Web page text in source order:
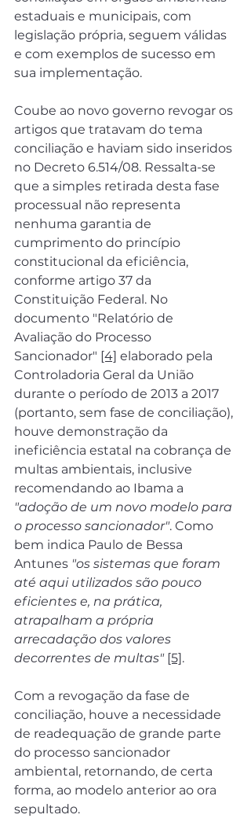
estaduais e municipais, com
legislação própria, seguem válidas
e com exemplos de sucesso em
sua implementação.
Coube ao novo governo revogar os
artigos que tratavam do tema
conciliação e haviam sido inseridos
no Decreto 6.514/08. Ressalta-se
que a simples retirada desta fase
processual não representa
nenhuma garantia de
cumprimento do princípio
constitucional da eficiência,
conforme artigo 37 da
Constituição Federal. No
documento "Relatório de
Avaliação do Processo
Sancionador" [4] elaborado pela
Controladoria Geral da União
durante o período de 2013 a 2017
(portanto, sem fase de conciliação),
houve demonstração da
ineficiência estatal na cobrança de
multas ambientais, inclusive
recomendando ao Ibama a
"adoção de um novo modelo para
o processo sancionador". Como
bem indica Paulo de Bessa
Antunes "os sistemas que foram
até aqui utilizados são pouco
eficientes e, na prática,
atrapalham a própria
arrecadação dos valores
decorrentes de multas" [5].
Com a revogação da fase de
conciliação, houve a necessidade
de readequação de grande parte
do processo sancionador
ambiental, retornando, de certa
forma, ao modelo anterior ao ora
sepultado.